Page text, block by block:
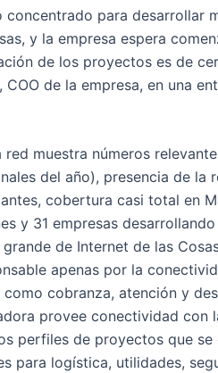
para desarrollar
y la empresa espera
de los proyectos es de
de la empresa, en una
muestra números
del año), presencia de la
cobertura casi total en
y 31 empresas
de Internet de las
apenas por la
cobranza, atención y
provee conectividad con
perfiles de proyectos que se
para logística, utilidades,